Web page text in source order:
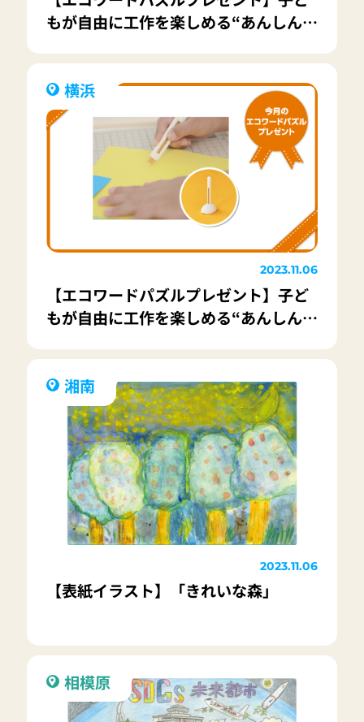
もが自由に工作を楽しめる“あんしん設
横浜
2023.11.06
【エコワードパズルプレゼント】子ど
もが自由に工作を楽しめる“あんしん設
湘南
2023.11.06
【表紙イラスト】「きれいな森」
相模原